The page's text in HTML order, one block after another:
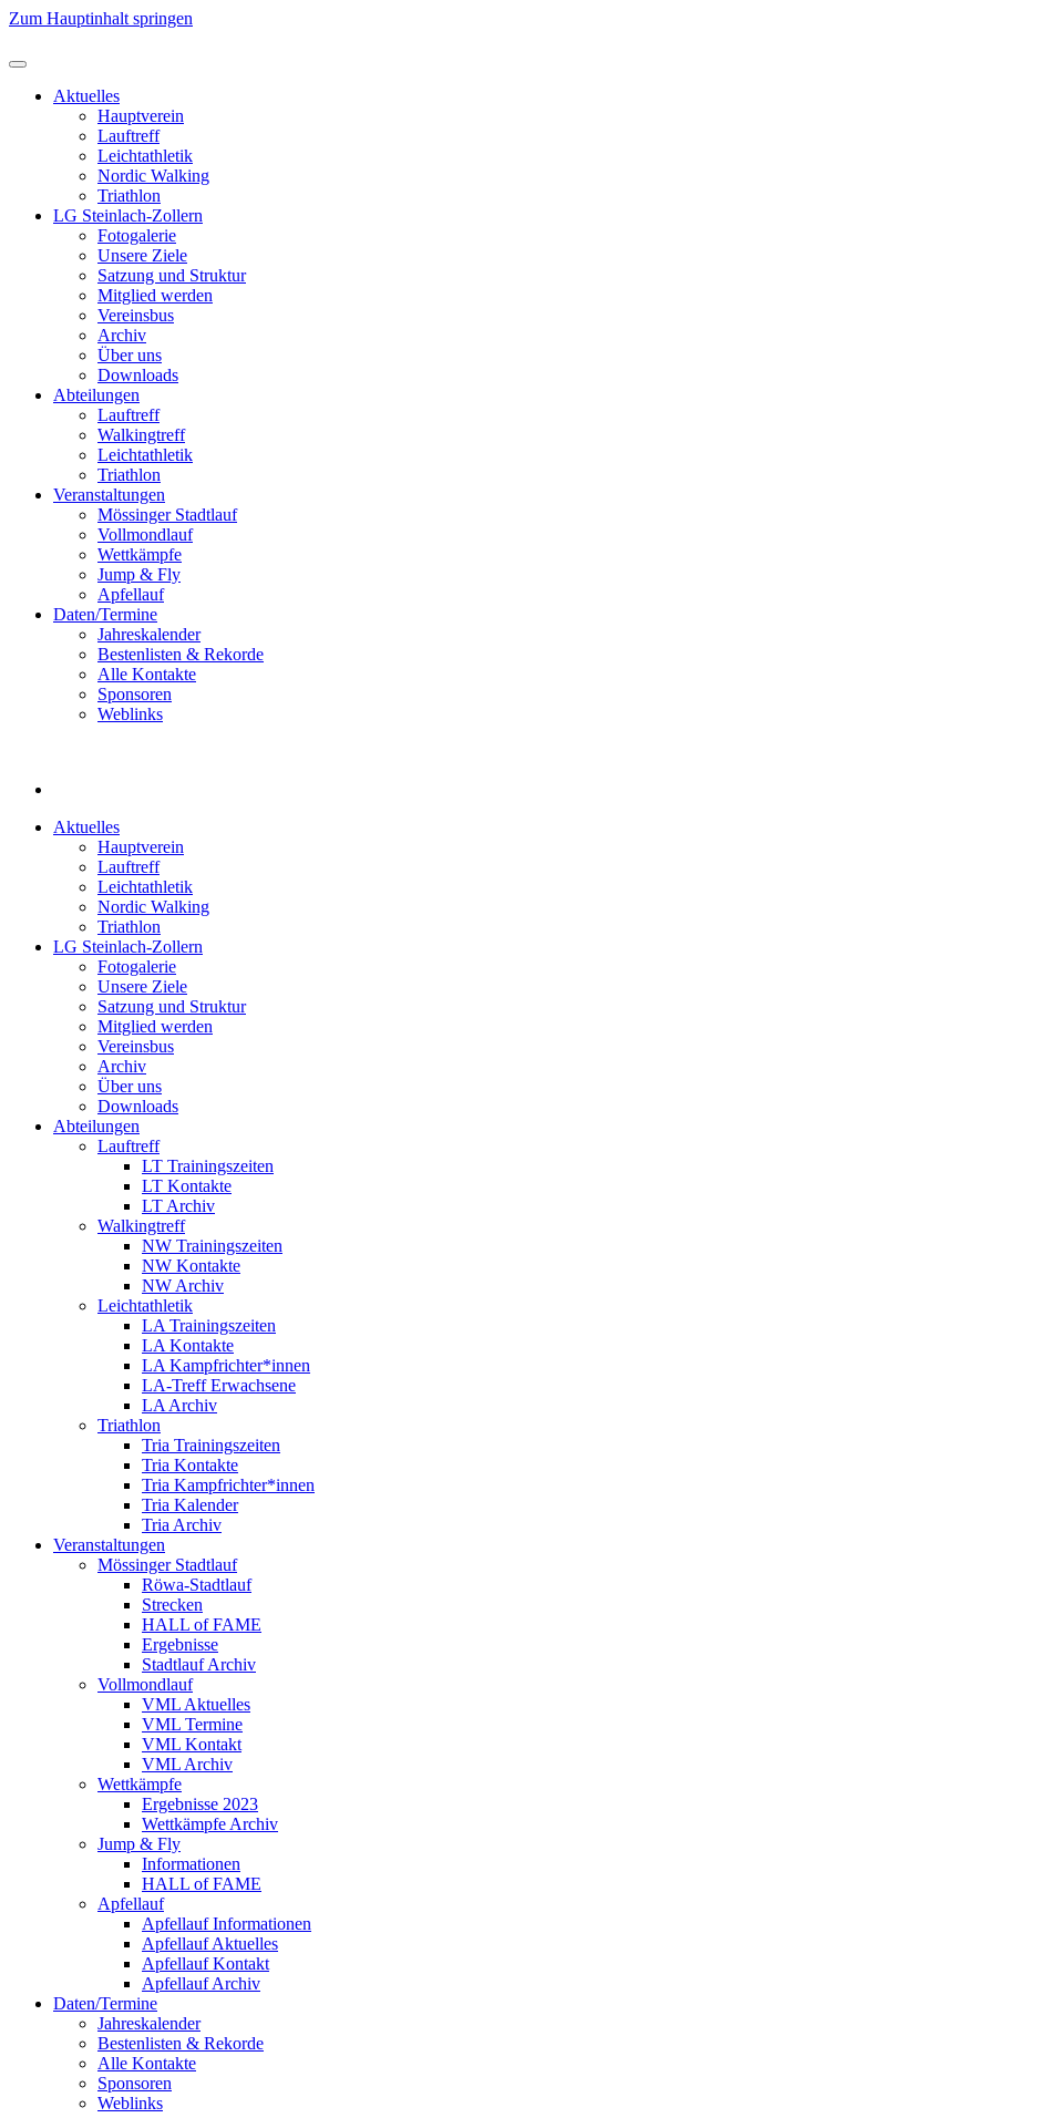
Zum Hauptinhalt springen
Aktuelles
Hauptverein
Lauftreff
Leichtathletik
Nordic Walking
Triathlon
LG Steinlach-Zollern
Fotogalerie
Unsere Ziele
Satzung und Struktur
Mitglied werden
Vereinsbus
Archiv
Über uns
Downloads
Abteilungen
Lauftreff
Walkingtreff
Leichtathletik
Triathlon
Veranstaltungen
Mössinger Stadtlauf
Vollmondlauf
Wettkämpfe
Jump & Fly
Apfellauf
Daten/Termine
Jahreskalender
Bestenlisten & Rekorde
Alle Kontakte
Sponsoren
Weblinks
Aktuelles
Hauptverein
Lauftreff
Leichtathletik
Nordic Walking
Triathlon
LG Steinlach-Zollern
Fotogalerie
Unsere Ziele
Satzung und Struktur
Mitglied werden
Vereinsbus
Archiv
Über uns
Downloads
Abteilungen
Lauftreff
LT Trainingszeiten
LT Kontakte
LT Archiv
Walkingtreff
NW Trainingszeiten
NW Kontakte
NW Archiv
Leichtathletik
LA Trainingszeiten
LA Kontakte
LA Kampfrichter*innen
LA-Treff Erwachsene
LA Archiv
Triathlon
Tria Trainingszeiten
Tria Kontakte
Tria Kampfrichter*innen
Tria Kalender
Tria Archiv
Veranstaltungen
Mössinger Stadtlauf
Röwa-Stadtlauf
Strecken
HALL of FAME
Ergebnisse
Stadtlauf Archiv
Vollmondlauf
VML Aktuelles
VML Termine
VML Kontakt
VML Archiv
Wettkämpfe
Ergebnisse 2023
Wettkämpfe Archiv
Jump & Fly
Informationen
HALL of FAME
Apfellauf
Apfellauf Informationen
Apfellauf Aktuelles
Apfellauf Kontakt
Apfellauf Archiv
Daten/Termine
Jahreskalender
Bestenlisten & Rekorde
Alle Kontakte
Sponsoren
Weblinks